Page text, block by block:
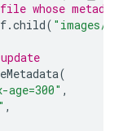
whose metadata
.child( "images/
(
,
,